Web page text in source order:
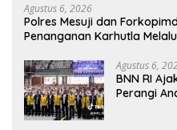
Agustus 6, 2026
Polres Mesuji dan
Penanganan Karhutla
Agustus 6,
BNN RI
Perangi